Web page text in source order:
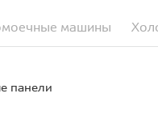
машины
панели